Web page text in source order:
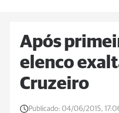
Após
elenco
Cruzeiro
Publicado: 04/06/2015,